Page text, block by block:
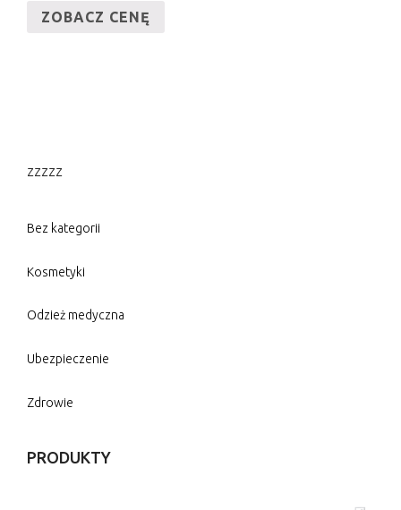
ZOBACZ CENĘ
zzzzz
Bez kategorii
Kosmetyki
Odzież medyczna
Ubezpieczenie
Zdrowie
PRODUKTY